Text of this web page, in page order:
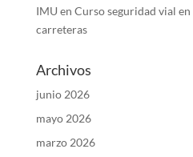
IMU en Curso seguridad vial
carreteras
Archivos
junio 2026
mayo 2026
marzo 2026